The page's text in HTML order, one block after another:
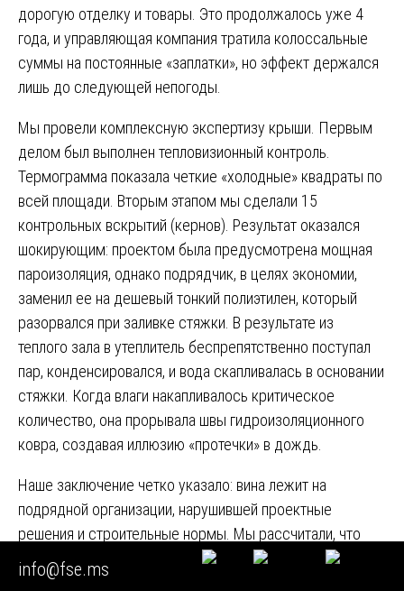
дорогую отделку и товары. Это продолжалось уже 4
года, и управляющая компания тратила колоссальные
суммы на постоянные «заплатки», но эффект держался
лишь до следующей непогоды.
Мы провели комплексную экспертизу крыши. Первым
делом был выполнен тепловизионный контроль.
Термограмма показала четкие «холодные» квадраты по
всей площади. Вторым этапом мы сделали 15
контрольных вскрытий (кернов). Результат оказался
шокирующим: проектом была предусмотрена мощная
пароизоляция, однако подрядчик, в целях экономии,
заменил ее на дешевый тонкий полиэтилен, который
разорвался при заливке стяжки. В результате из
теплого зала в утеплитель беспрепятственно поступал
пар, конденсировался, и вода скапливалась в основании
стяжки. Когда влаги накапливалось критическое
количество, она прорывала швы гидроизоляционного
ковра, создавая иллюзию «протечки» в дождь.
Наше заключение четко указало: вина лежит на
подрядной организации, нарушившей проектные
решения и строительные нормы. Мы рассчитали, что
для приведения крыши в нормативное состояние
необходимо не просто «залатать дыры», а полностью
info@fse.ms